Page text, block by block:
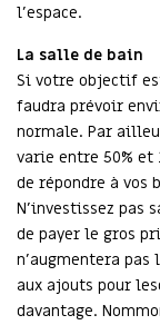
l’espace.
La salle de bain
Si votre objectif
faudra prévoir
normale. Par
varie entre 50%
de répondre à vos
N’investissez
de payer le gros
n’augmentera
aux ajouts pour
davantage.